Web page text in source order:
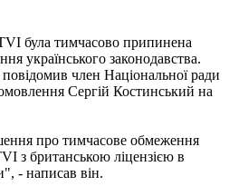
була тимчасово припинена
українського законодавства.
член Національної ради
Сергій Костинський на
про тимчасове обмеження
з британською ліцензією в
- написав він.